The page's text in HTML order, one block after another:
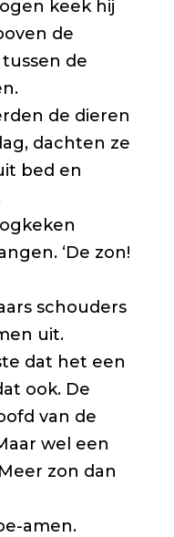
keek hij
de
de
de dieren
dachten ze
bed en
‘De zon!
schouders
uit.
dat het een
ook. De
van de
wel een
zon dan
amen.